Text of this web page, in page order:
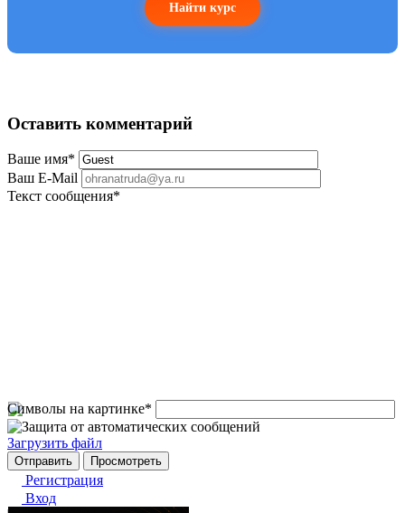
Найти курс
Оставить комментарий
Ваше имя*
Ваш E-Mail
Текст сообщения*
Символы на картинке*
Загрузить файл
Регистрация
Вход